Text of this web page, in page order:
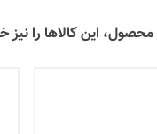
این کالاها را نیز